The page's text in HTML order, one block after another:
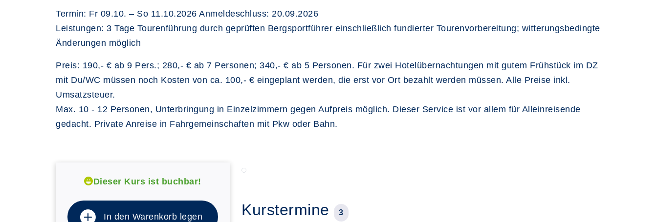
Termin: Fr 09.10. – So 11.10.2026 Anmeldeschluss: 20.09.2026
Leistungen: 3 Tage Tourenführung durch geprüften Bergsportführer einschließlich fundierter Tourenvorbereitung; witterungsbedingte
Änderungen möglich
Preis: 190,- € ab 9 Pers.; 280,- € ab 7 Personen; 340,- € ab 5 Personen. Für zwei Hotelübernachtungen mit gutem Frühstück im DZ
mit Du/WC müssen noch Kosten von ca. 100,- € eingeplant werden, die erst vor Ort bezahlt werden müssen. Alle Preise inkl.
Umsatzsteuer.
Max. 10 - 12 Personen, Unterbringung in Einzelzimmern gegen Aufpreis möglich. Dieser Service ist vor allem für Alleinreisende
gedacht. Private Anreise in Fahrgemeinschaften mit Pkw oder Bahn.
Dieser Kurs ist buchbar!
In den Warenkorb legen Kurstermine 3